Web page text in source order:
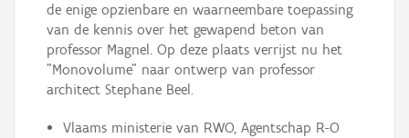
de enige opzienbare en waarneembare toepassing
van de kennis over het gewapend beton van
professor Magnel. Op deze plaats verrijst nu het
"Monovolume" naar ontwerp van professor
architect Stephane Beel.
Vlaams ministerie van RWO, Agentschap R-O